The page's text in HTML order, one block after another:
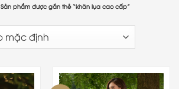
Sản phẩm được gắn thẻ “khăn lụa cao cấp”